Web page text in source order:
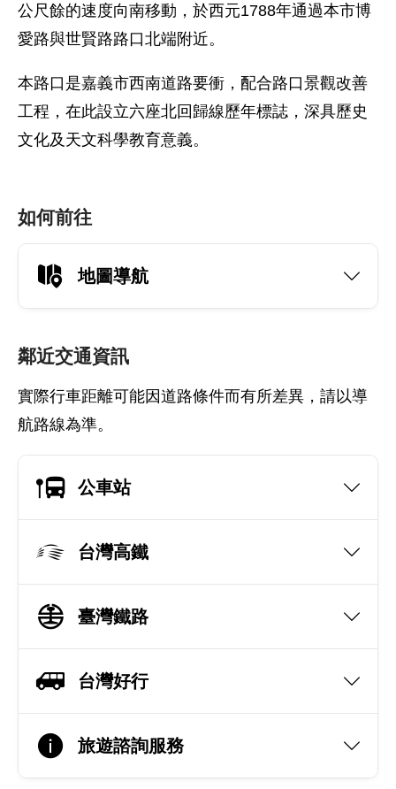
公尺餘的速度向南移動，於西元1788年通過本市博
愛路與世賢路路口北端附近。
本路口是嘉義市西南道路要衝，配合路口景觀改善
工程，在此設立六座北回歸線歷年標誌，深具歷史
文化及天文科學教育意義。
如何前往
地圖導航
鄰近交通資訊
實際行車距離可能因道路條件而有所差異，請以導
航路線為準。
公車站
台灣高鐵
臺灣鐵路
台灣好行
旅遊諮詢服務